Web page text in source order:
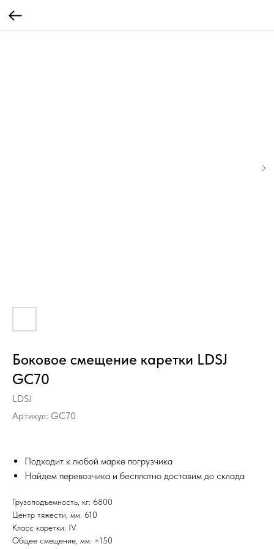
Боковое смещение каретки LDSJ
GC70
LDSJ
Артикул: GC70
Подходит к любой марке погрузчика
Найдем перевозчика и бесплатно доставим до склада
Грузоподъемность, кг: 6800
Центр тяжести, мм: 610
Класс каретки: IV
Общее смещение, мм: ±150